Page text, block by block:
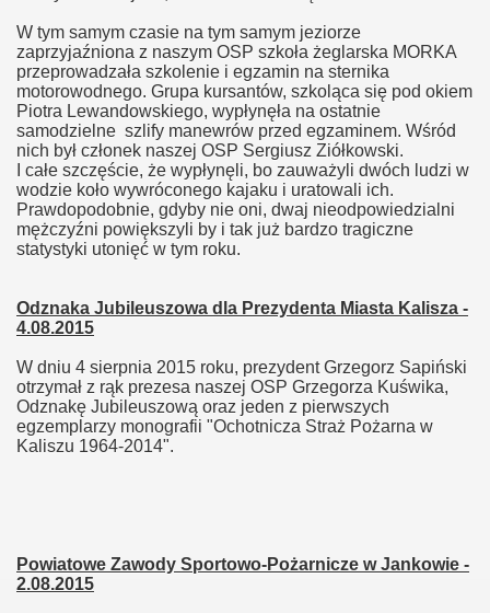
W tym samym czasie na tym samym jeziorze
zaprzyjaźniona z naszym OSP szkoła żeglarska MORKA
przeprowadzała szkolenie i egzamin na sternika
motorowodnego. Grupa kursantów, szkoląca się pod okiem
Piotra Lewandowskiego, wypłynęła na ostatnie
samodzielne szlify manewrów przed egzaminem. Wśród
nich był członek naszej OSP Sergiusz Ziółkowski.
I całe szczęście, że wypłynęli, bo zauważyli dwóch ludzi w
wodzie koło wywróconego kajaku i uratowali ich.
Prawdopodobnie, gdyby nie oni, dwaj nieodpowiedzialni
mężczyźni powiększyli by i tak już bardzo tragiczne
statystyki utonięć w tym roku.
Odznaka Jubileuszowa dla Prezydenta Miasta Kalisza -
4.08.2015
W dniu 4 sierpnia 2015 roku, prezydent Grzegorz Sapiński
otrzymał z rąk prezesa naszej OSP Grzegorza Kuświka,
Odznakę Jubileuszową oraz jeden z pierwszych
egzemplarzy monografii "Ochotnicza Straż Pożarna w
Kaliszu 1964-2014".
Powiatowe Zawody Sportowo-Pożarnicze w Jankowie -
2.08.2015